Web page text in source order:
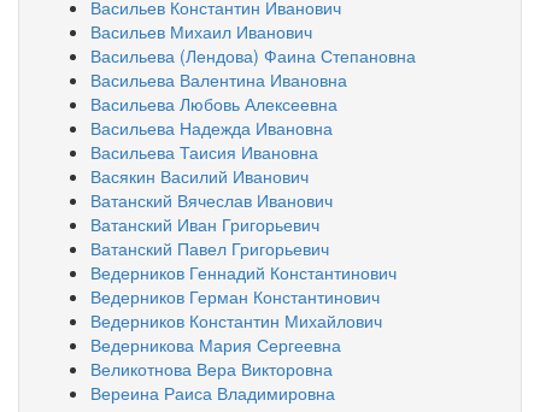
Васильев Константин Иванович
Васильев Михаил Иванович
Васильева (Лендова) Фаина Степановна
Васильева Валентина Ивановна
Васильева Любовь Алексеевна
Васильева Надежда Ивановна
Васильева Таисия Ивановна
Васякин Василий Иванович
Ватанский Вячеслав Иванович
Ватанский Иван Григорьевич
Ватанский Павел Григорьевич
Ведерников Геннадий Константинович
Ведерников Герман Константинович
Ведерников Константин Михайлович
Ведерникова Мария Сергеевна
Великотнова Вера Викторовна
Вереина Раиса Владимировна